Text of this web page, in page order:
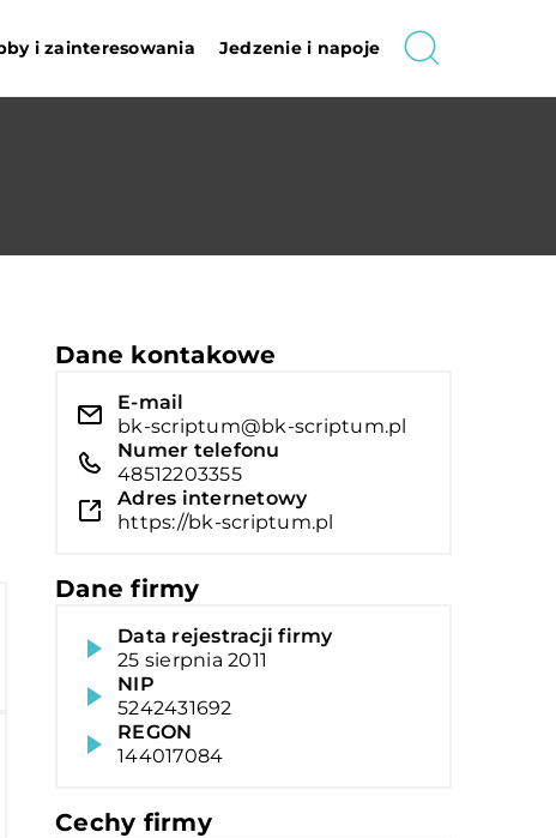
i zainteresowania Jedzenie i napoje
Dane kontakowe
E-mail
bk-scriptum@bk-scriptum.pl
Numer telefonu
48512203355
Adres internetowy
https://bk-scriptum.pl
Dane firmy
Data rejestracji firmy
25 sierpnia 2011
NIP
5242431692
REGON
144017084
Cechy firmy